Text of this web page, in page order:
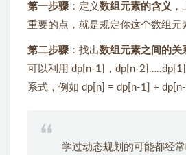
第一步骤 ：定义 数组元素的含义
重要的点，就是规定你这个数组
第二步骤 ：找出数组元素之间的关
可以利用 dp[n-1]，dp[n-
系式，例如 dp[n] = dp[n-1] +
学过动态规划的可能都经常